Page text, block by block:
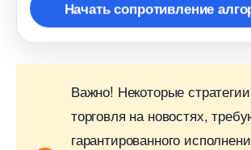
Начать сопротивление
ажно! Некоторые
торговля на новостях,
арантированного